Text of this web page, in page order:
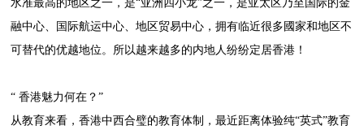
水准最高的地区之一，是“亚洲四小龙”之一，是亚太区乃至国际的金
融中心、国际航运中心、地区贸易中心，拥有临近很多國家和地区不
可替代的优越地位。所以越来越多的内地人纷纷定居香港！
“ 香港魅力何在？”
从教育来看，香港中西合璧的教育体制，最近距离体验纯“英式”教育